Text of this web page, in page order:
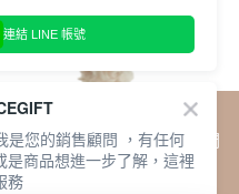
您的電腦中放置並取用我們
如何變更電腦的Cookie設
連結 LINE 帳號
是您的銷售顧問 ，有任何
是商品想進一步了解，這裡
務